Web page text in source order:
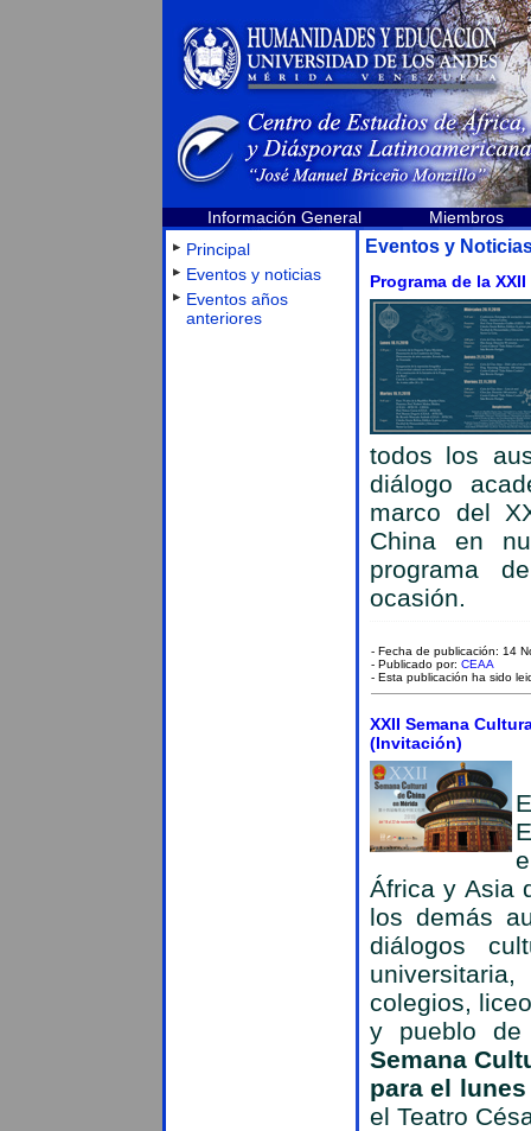
Información General
Miembros
Principal
Eventos y noticias
Eventos años
anteriores
Eventos y
Programa de la
todos los
diálogo
marco del
China en
programa
ocasión.
- Fecha de publicación: 14
- Publicado por: CEAA
- Esta publicación ha sido
XXII Semana
(Invitación)
África y Asia
los demás
diálogos
colegios,
y pueblo
Semana
para el
el Teatro